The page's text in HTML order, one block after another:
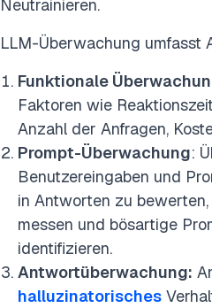
Neutrainieren.
LLM-Überwachung umfasst
Funktionale
Faktoren wie
Anzahl der Anfragen,
Prompt-Überwachung:
Benutzereingaben und
in Antworten zu
messen und bösartige
identifizieren.
Antwortüberwachung:
halluzinatorisches